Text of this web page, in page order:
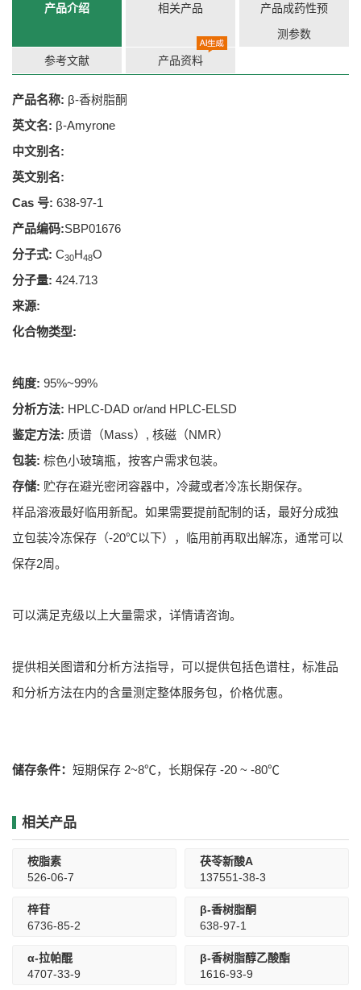
产品介绍 相关产品
产品成药性预
测参数
参考文献 产品资料
产品名称: β-香树脂酮
英文名: β-Amyrone
中文别名:
英文别名:
Cas 号: 638-97-1
产品编码:SBP01676
分子式: C30H48O
分子量: 424.713
来源:
化合物类型:
纯度: 95%~99%
分析方法: HPLC-DAD or/and HPLC-ELSD
鉴定方法: 质谱（Mass）, 核磁（NMR）
包装: 棕色小玻璃瓶，按客户需求包装。
存储: 贮存在避光密闭容器中，冷藏或者冷冻长期保存。
样品溶液最好临用新配。如果需要提前配制的话，最好分成独
立包装冷冻保存（-20℃以下），临用前再取出解冻，通常可以
保存2周。
可以满足克级以上大量需求，详情请咨询。
提供相关图谱和分析方法指导，可以提供包括色谱柱，标准品
和分析方法在内的含量测定整体服务包，价格优惠。
储存条件： 短期保存 2~8℃，长期保存 -20 ~ -80℃
相关产品
桉脂素
526-06-7
茯苓新酸A
137551-38-3
梓苷
6736-85-2
β-香树脂酮
638-97-1
α-拉帕醌
4707-33-9
β-香树脂醇乙酸酯
1616-93-9